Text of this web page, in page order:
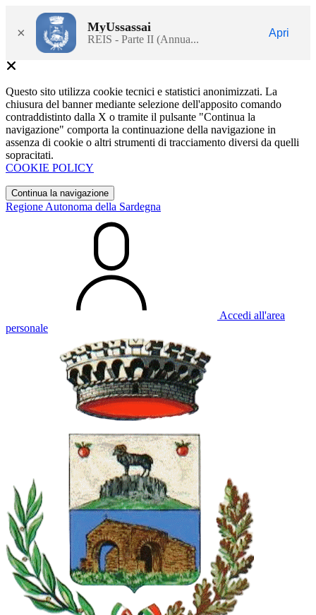
× MyUssassai
REIS - Parte II (Annua...
Apri
Questo sito utilizza cookie tecnici e statistici anonimizzati. La
chiusura del banner mediante selezione dell'apposito comando
contraddistinto dalla X o tramite il pulsante "Continua la
navigazione" comporta la continuazione della navigazione in
assenza di cookie o altri strumenti di tracciamento diversi da quelli
sopracitati.
COOKIE POLICY
Continua la navigazione
Regione Autonoma della Sardegna
Accedi all'area
personale